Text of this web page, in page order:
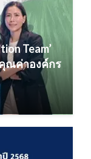
Team’
คุณค่าองค์กร